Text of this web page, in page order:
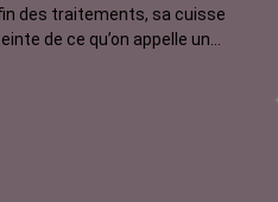
des traitements, sa cuisse
de ce qu’on appelle un
qu’elle met aujourd’hui au